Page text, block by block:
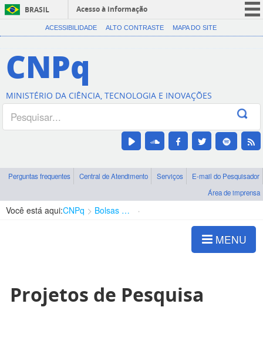
BRASIL
Acesso à informação
CORONAVÍRUS (COVID-19)
Canais
ACESSIBILIDADE ALTO CONTRASTE MAPA DO SITE
CNPq
MINISTÉRIO DA CIÊNCIA, TECNOLOGIA E INOVAÇÕES
Perguntas frequentes Central de Atendimento Serviços
E-mail do Pesquisador
Área de imprensa
Você está aqui:CNPq Bolsas e Auxílios Vigentes
MENU
Projetos de Pesquisa